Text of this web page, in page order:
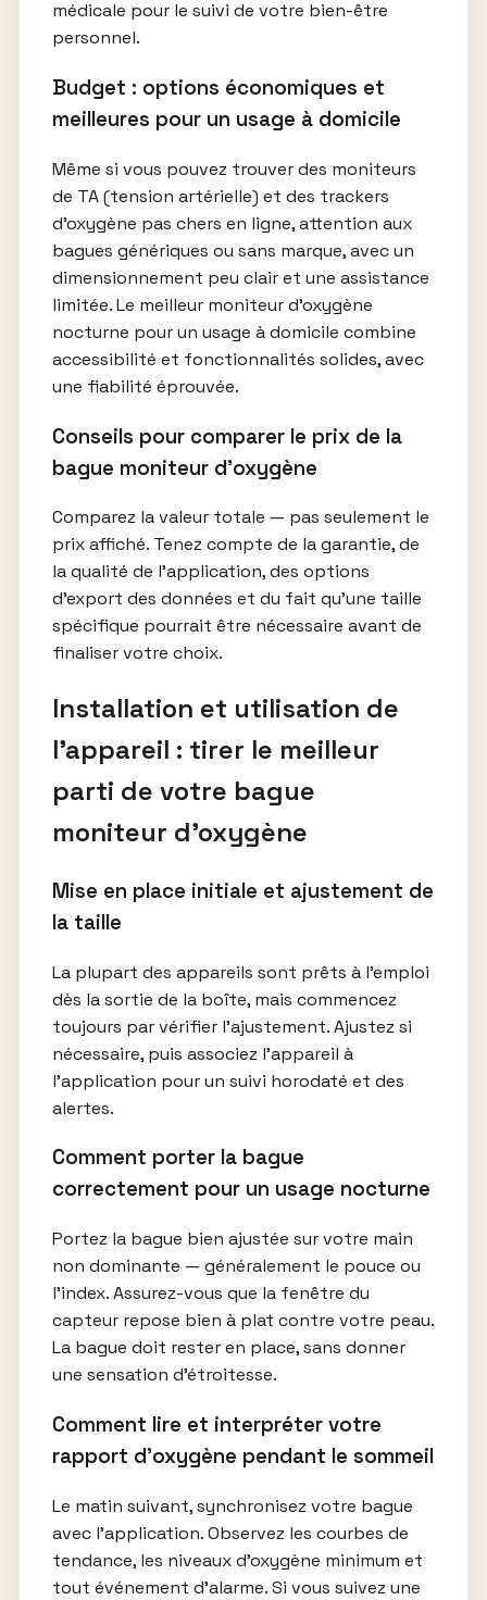
médicale pour le suivi de votre bien-être
personnel.
Budget : options économiques et
meilleures pour un usage à domicile
Même si vous pouvez trouver des moniteurs
de TA (tension artérielle) et des trackers
d’oxygène pas chers en ligne, attention aux
bagues génériques ou sans marque, avec un
dimensionnement peu clair et une assistance
limitée. Le meilleur moniteur d’oxygène
nocturne pour un usage à domicile combine
accessibilité et fonctionnalités solides, avec
une fiabilité éprouvée.
Conseils pour comparer le prix de la
bague moniteur d’oxygène
Comparez la valeur totale — pas seulement le
prix affiché. Tenez compte de la garantie, de
la qualité de l’application, des options
d’export des données et du fait qu’une taille
spécifique pourrait être nécessaire avant de
finaliser votre choix.
Installation et utilisation de
l’appareil : tirer le meilleur
parti de votre bague
moniteur d’oxygène
Mise en place initiale et ajustement de
la taille
La plupart des appareils sont prêts à l’emploi
dès la sortie de la boîte, mais commencez
toujours par vérifier l’ajustement. Ajustez si
nécessaire, puis associez l’appareil à
l’application pour un suivi horodaté et des
alertes.
Comment porter la bague
correctement pour un usage nocturne
Portez la bague bien ajustée sur votre main
non dominante — généralement le pouce ou
l’index. Assurez-vous que la fenêtre du
capteur repose bien à plat contre votre peau.
La bague doit rester en place, sans donner
une sensation d’étroitesse.
Comment lire et interpréter votre
rapport d’oxygène pendant le sommeil
Le matin suivant, synchronisez votre bague
avec l’application. Observez les courbes de
tendance, les niveaux d’oxygène minimum et
tout événement d’alarme. Si vous suivez une